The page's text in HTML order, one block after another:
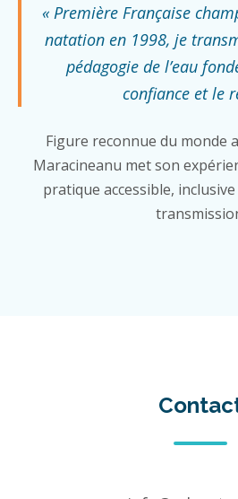
« Première Française
natation en 1998, je
pédagogie de l’eau
confiance et le
Figure reconnue du monde
Maracineanu met son
pratique accessible,